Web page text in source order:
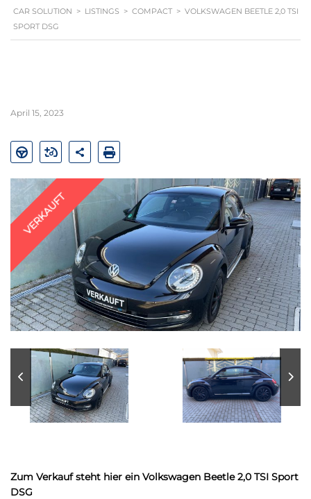
CAR SOLUTION > LISTINGS > COMPACT > VOLKSWAGEN BEETLE 2,0 TSI
SPORT DSG
April 15, 2023
VERKAUFT
Zum Verkauf steht hier ein Volkswagen Beetle 2,0 TSI Sport
DSG